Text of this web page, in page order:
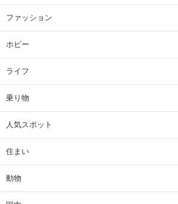
ファッション
ホビー
ライフ
乗り物
人気スポット
住まい
動物